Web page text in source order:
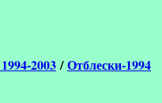
2003/Отблески-1994